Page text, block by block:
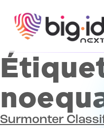
Surmonter